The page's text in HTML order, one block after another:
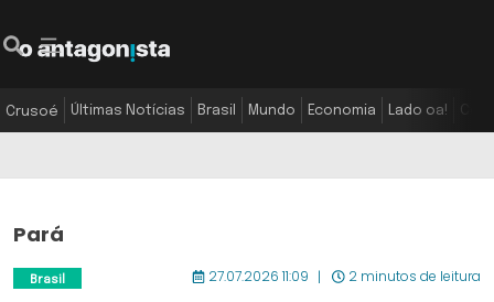
Crusoé Últimas Notícias Brasil Mundo Economia Lado oa!
Pará
Brasil 27.07.2026 11:09 2 minutos de leitura